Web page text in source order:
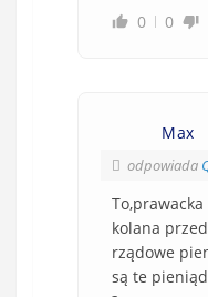
0
0
Max
odpowiada
kolana
rządowe
są te